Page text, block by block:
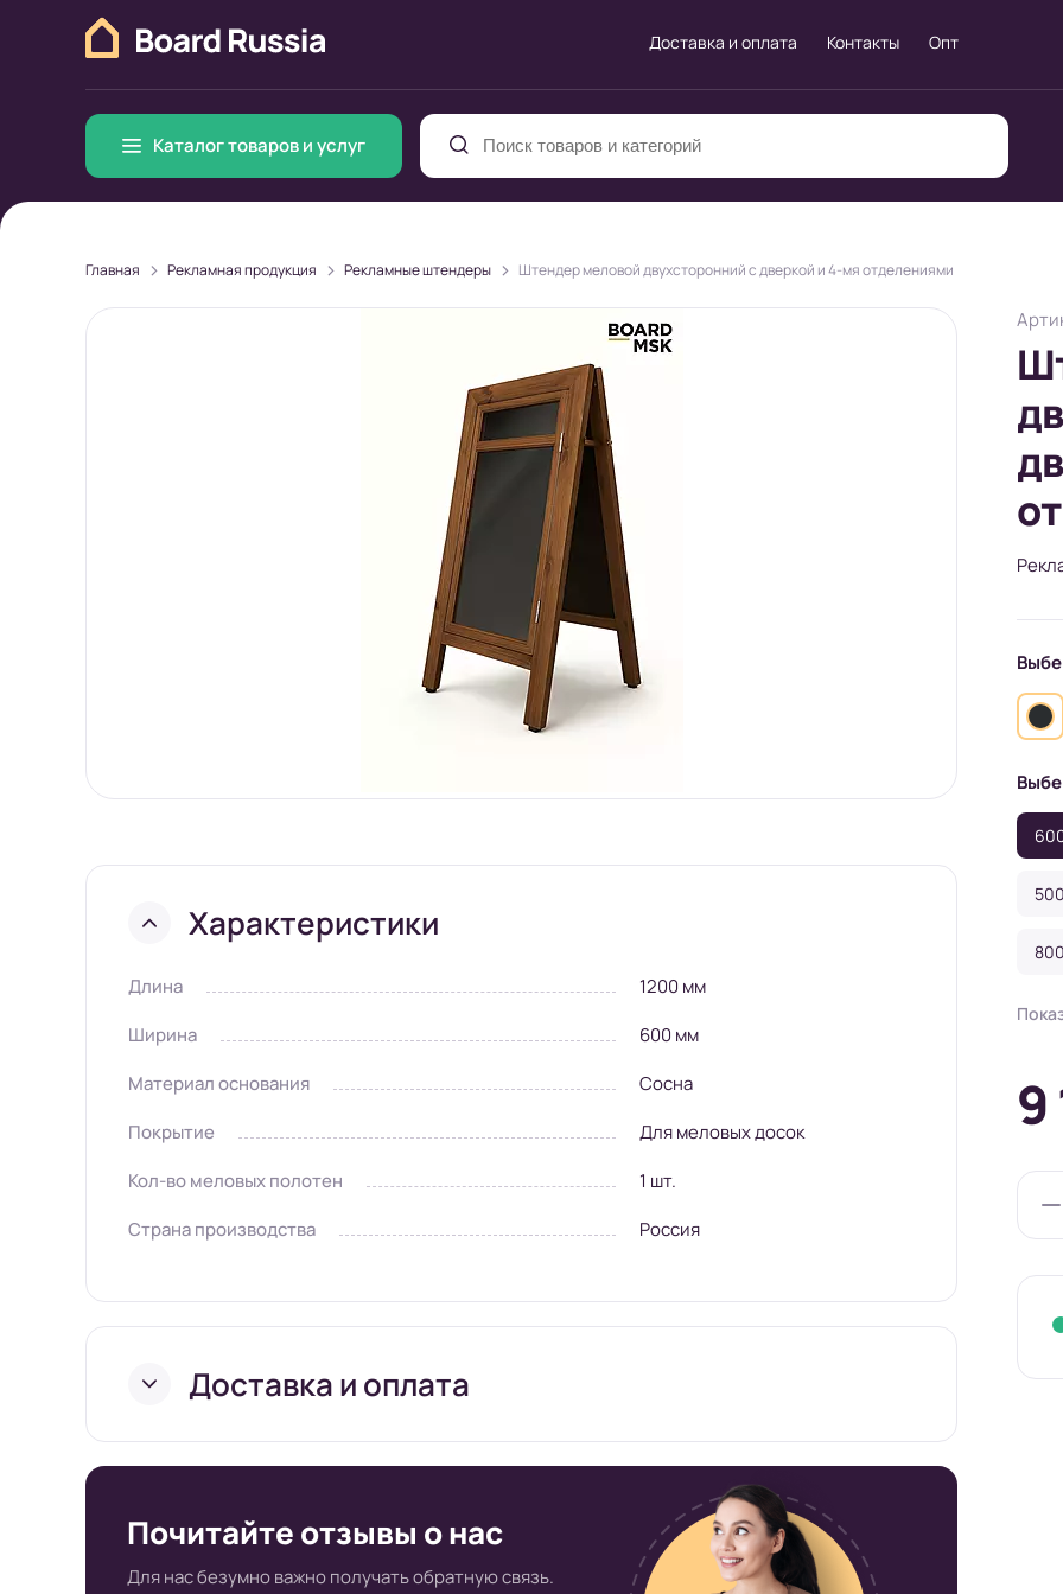
Доставка и оплата Контакты Опт
Каталог товаров и услуг
Главная > Рекламная продукция > Рекламные штендеры > Штендер меловой двухсторонний с дверкой и 4-мя отделениями
Характеристики
Длина
1200 мм
Ширина
600 мм
Материал основания
Сосна
Покрытие
Для меловых досок
Кол-во меловых полотен
1 шт.
Страна производства
Россия
Доставка и оплата
супермаркете Board-Russia.ru
Почитайте отзывы о нас
Для нас безумно важно получать обратную связь.
9